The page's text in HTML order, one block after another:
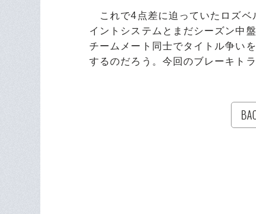
これで4点差に迫っていたロズベ
イントシステムとまだシーズン中
チームメート同士でタイトル争い
するのだろう。今回のブレーキト